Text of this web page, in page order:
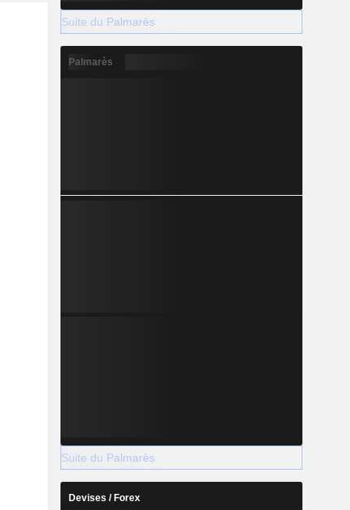
Suite du Palmarès
Palmarès
Suite du Palmarès
Devises / Forex